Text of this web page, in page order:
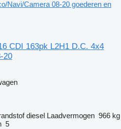
Navi/Camera 08-20 goederen en
CDI 163pk L2H1 D.C. 4x4
20
diesel Laadvermogen 966 kg
5